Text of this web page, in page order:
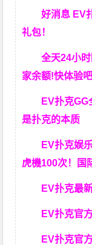
好消息 EV
礼包！
全天24小
家余额!快体验吧
EV扑克GG
是扑克的本质
EV扑克娱
虎機100次！国
EV扑克最
EV扑克官
EV扑克官